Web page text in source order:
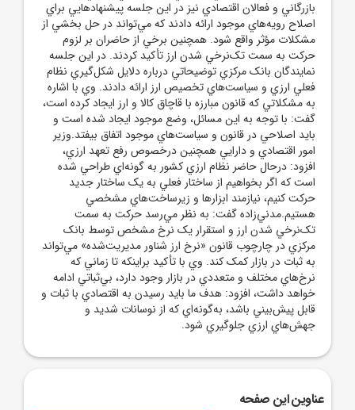
بازرگاني و فعالان اقتصادي نيز در اين جلسه پيشنهادهايي براي
اصلاح رويه‌هاي موجود ارائه دادند که مي‌تواند در حل بخشي از
مشکلات مؤثر واقع شود. همچنين برخي از حاضران بر لزوم
حرکت به سمت تک‌نرخي شدن ارز تأکيد کردند. در اين جلسه
نمايندگان بانک مرکزي توضيحاتي درباره دلايل شکل‌گيري نظام
فعلي ارزي و سياست‌هاي تخصيص ارز ارائه دادند. وي با اشاره
به مشکلاتي که قانون مبارزه با قاچاق کالا و ارز ايجاد کرده است،
گفت: با توجه به اين مسائل، وضع موجود ايجاد شده است و
بايد اصلاحي در قانون و سياست‌هاي موجود اتفاق بيفتد.وزير
امور اقتصادي و دارايي همچنين درخصوص رفع تعهد ارزي،
افزود: درحال حاضر نظام ارزي کشور به گونه‌اي طراحي شده
است که اگر بخواهيم از ساختار فعلي به يک ساختار جديد
حرکت کنيم، نيازمند ابزارها و زيرساخت‌هاي مشخصي
هستيم.مدني‌زاده گفت: به نظر مي‌رسد حرکت به سمت
تک‌نرخي شدن ارز و استقرار يک نرخ مشخص توسط بانک
مرکزي در چارچوب قانون «نرخ ارز شناور مديريت‌شده» مي‌تواند
به ثبات در بازار کمک کند. وي با تأکيد براينکه تا زماني که
نرخ‌هاي مختلف و متعددي در بازار وجود دارد، بي‌ثباتي ادامه
خواهد داشت، افزود: هدف ما بايد رسيدن به اقتصادي با ثبات و
قابل پيش‌بيني باشد، به‌گونه‌اي که از نوسانات شديد و
جهش‌هاي ارزي جلوگيري شود.
عناوین این صفحه